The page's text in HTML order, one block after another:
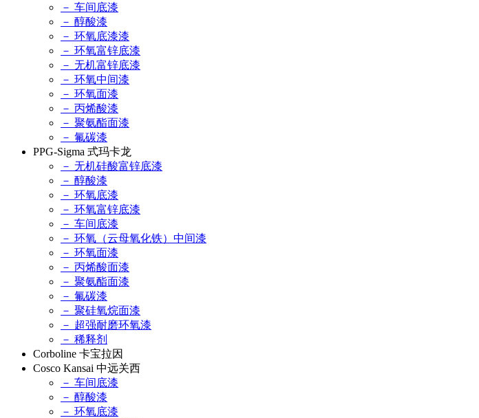
－ 车间底漆
－ 醇酸漆
－ 环氧底漆漆
－ 环氧富锌底漆
－ 无机富锌底漆
－ 环氧中间漆
－ 环氧面漆
－ 丙烯酸漆
－ 聚氨酯面漆
－ 氟碳漆
PPG-Sigma 式玛卡龙
－ 无机硅酸富锌底漆
－ 醇酸漆
－ 环氧底漆
－ 环氧富锌底漆
－ 车间底漆
－ 环氧（云母氧化铁）中间漆
－ 环氧面漆
－ 丙烯酸面漆
－ 聚氨酯面漆
－ 氟碳漆
－ 聚硅氧烷面漆
－ 超强耐磨环氧漆
－ 稀释剂
Corboline 卡宝拉因
Cosco Kansai 中远关西
－ 车间底漆
－ 醇酸漆
－ 环氧底漆